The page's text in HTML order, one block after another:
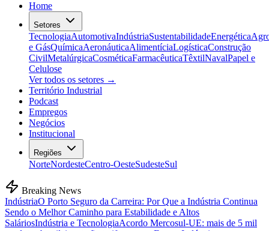
Home
Setores
TecnologiaAutomotivaIndústriaSustentabilidadeEnergética
e GásQuímicaAeronáuticaAlimentíciaLogísticaConstrução
CivilMetalúrgicaCosméticaFarmacêuticaTêxtilNavalPapel e
Celulose
Ver todos os setores →
Território Industrial
Podcast
Empregos
Negócios
Institucional
Regiões
NorteNordesteCentro-OesteSudesteSul
Breaking News
IndústriaO Porto Seguro da Carreira: Por Que a Indústria Continua
Sendo o Melhor Caminho para Estabilidade e Altos
SaláriosIndústria e TecnologiaAcordo Mercosul-UE: mais de 5 mil